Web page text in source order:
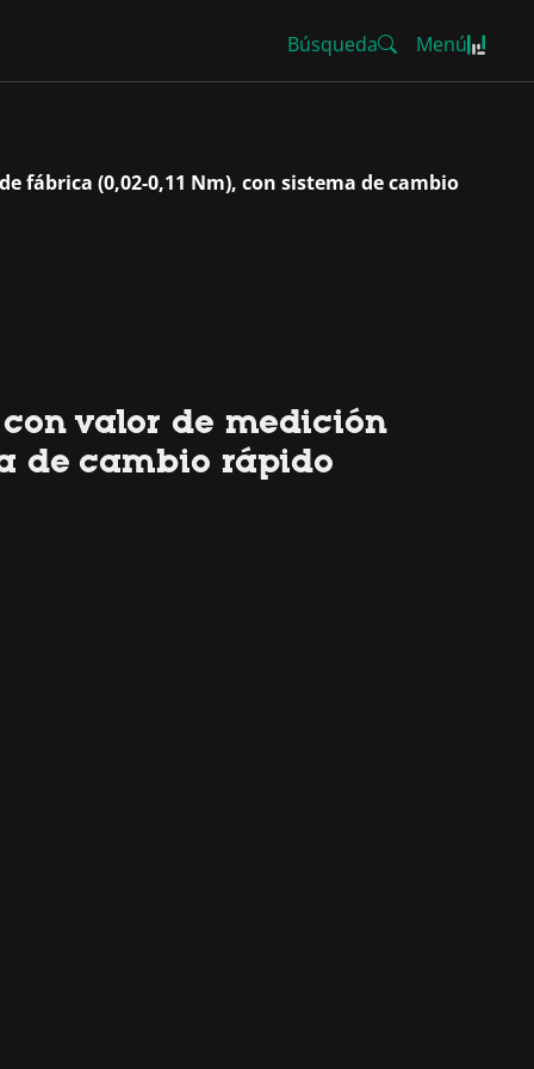
Búsqueda Menú
fábrica (0,02-0,11 Nm), con sistema de cambio
valor de medición
de cambio rápido